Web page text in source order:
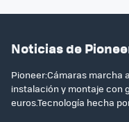
Noticias de
Pioneer:Cámaras marcha
instalación y montaje con
euros.Tecnología hecha